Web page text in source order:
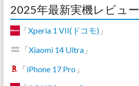
2025年最新実機レビュー
「Xperia 1 VII(ドコモ)」
「Xiaomi 14 Ultra」
「iPhone 17 Pro」